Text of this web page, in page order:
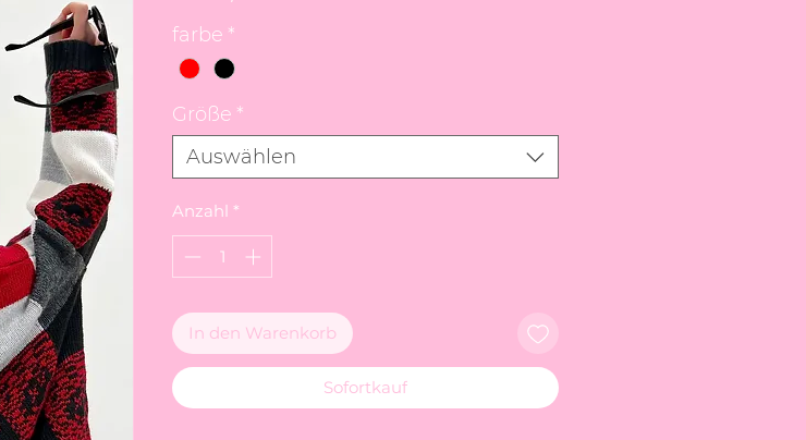
farbe *
Größe *
Auswählen
Anzahl *
In den Warenkorb
Sofortkauf